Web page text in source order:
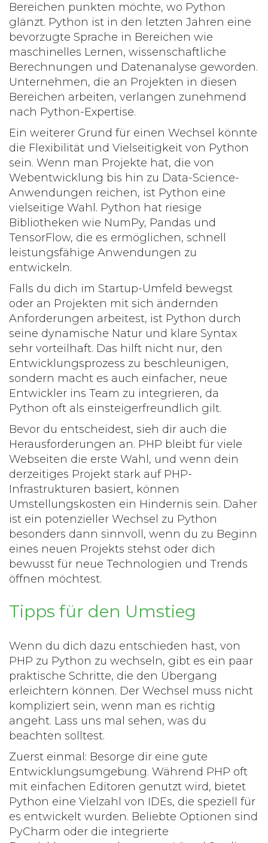
Bereichen punkten möchte, wo Python
glänzt. Python ist in den letzten Jahren eine
bevorzugte Sprache in Bereichen wie
maschinelles Lernen, wissenschaftliche
Berechnungen und Datenanalyse geworden.
Unternehmen, die an Projekten in diesen
Bereichen arbeiten, verlangen zunehmend
nach Python-Expertise.
Ein weiterer Grund für einen Wechsel könnte
die Flexibilität und Vielseitigkeit von Python
sein. Wenn man Projekte hat, die von
Webentwicklung bis hin zu Data-Science-
Anwendungen reichen, ist Python eine
vielseitige Wahl. Python hat riesige
Bibliotheken wie NumPy, Pandas und
TensorFlow, die es ermöglichen, schnell
leistungsfähige Anwendungen zu
entwickeln.
Falls du dich im Startup-Umfeld bewegst
oder an Projekten mit sich ändernden
Anforderungen arbeitest, ist Python durch
seine dynamische Natur und klare Syntax
sehr vorteilhaft. Das hilft nicht nur, den
Entwicklungsprozess zu beschleunigen,
sondern macht es auch einfacher, neue
Entwickler ins Team zu integrieren, da
Python oft als einsteigerfreundlich gilt.
Bevor du entscheidest, sieh dir auch die
Herausforderungen an. PHP bleibt für viele
Webseiten die erste Wahl, und wenn dein
derzeitiges Projekt stark auf PHP-
Infrastrukturen basiert, können
Umstellungskosten ein Hindernis sein. Daher
ist ein potenzieller Wechsel zu Python
besonders dann sinnvoll, wenn du zu Beginn
eines neuen Projekts stehst oder dich
bewusst für neue Technologien und Trends
öffnen möchtest.
Tipps für den Umstieg
Wenn du dich dazu entschieden hast, von
PHP zu Python zu wechseln, gibt es ein paar
praktische Schritte, die den Übergang
erleichtern können. Der Wechsel muss nicht
kompliziert sein, wenn man es richtig
angeht. Lass uns mal sehen, was du
beachten solltest.
Zuerst einmal: Besorge dir eine gute
Entwicklungsumgebung. Während PHP oft
mit einfachen Editoren genutzt wird, bietet
Python eine Vielzahl von IDEs, die speziell für
es entwickelt wurden. Beliebte Optionen sind
PyCharm oder die integrierte